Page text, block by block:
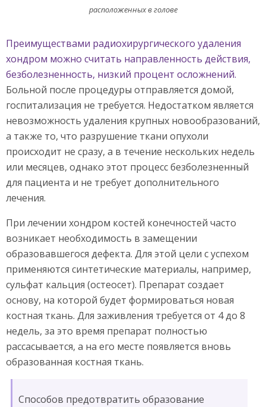
расположенных в голове
Преимуществами радиохирургического удаления
хондром можно считать направленность действия,
безболезненность, низкий процент осложнений.
Больной после процедуры отправляется домой,
госпитализация не требуется. Недостатком является
невозможность удаления крупных новообразований,
а также то, что разрушение ткани опухоли
происходит не сразу, а в течение нескольких недель
или месяцев, однако этот процесс безболезненный
для пациента и не требует дополнительного
лечения.
При лечении хондром костей конечностей часто
возникает необходимость в замещении
образовавшегося дефекта. Для этой цели с успехом
применяются синтетические материалы, например,
сульфат кальция (остеосет). Препарат создает
основу, на которой будет формироваться новая
костная ткань. Для заживления требуется от 4 до 8
недель, за это время препарат полностью
рассасывается, а на его месте появляется вновь
образованная костная ткань.
Способов предотвратить образование